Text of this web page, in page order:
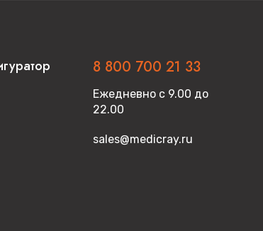
8 800 700 21 33
Ежедневно с 9.00 до
22.00
sales@medicray.ru